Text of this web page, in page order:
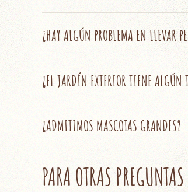
¿HAY ALGÚN PROBLEMA EN LLEVAR
¿EL JARDÍN EXTERIOR TIENE ALGÚN
¿ADMITIMOS MASCOTAS GRANDES?
PARA OTRAS